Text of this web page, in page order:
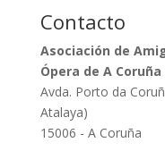
Contacto
Asociación de
Ópera de A Coruña
Avda. Porto da
Atalaya)
15006 - A Coruña